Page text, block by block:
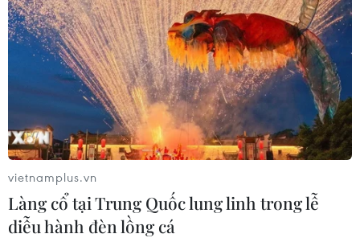
vietnamplus.vn
Làng cổ tại Trung Quốc lung linh trong lễ
diễu hành đèn lồng cá